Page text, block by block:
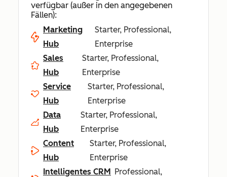
verfügbar (außer in den angegebenen
Fällen):
Marketing
Hub
Starter, Professional,
Enterprise
Sales
Hub
Starter, Professional,
Enterprise
Service
Hub
Starter, Professional,
Enterprise
Data
Hub
Starter, Professional,
Enterprise
Content
Hub
Starter, Professional,
Enterprise
Intelligentes CRM Professional,